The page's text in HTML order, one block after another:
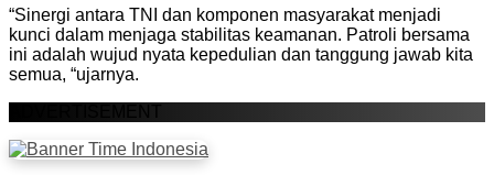
“Sinergi antara TNI dan komponen masyarakat menjadi
kunci dalam menjaga stabilitas keamanan. Patroli bersama
ini adalah wujud nyata kepedulian dan tanggung jawab kita
semua, “ujarnya.
ADVERTISEMENT